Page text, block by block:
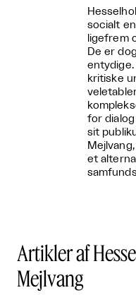
socialt
ligefrem
De er
kritiske
for
sit
et
Artikler af
Mejlvang